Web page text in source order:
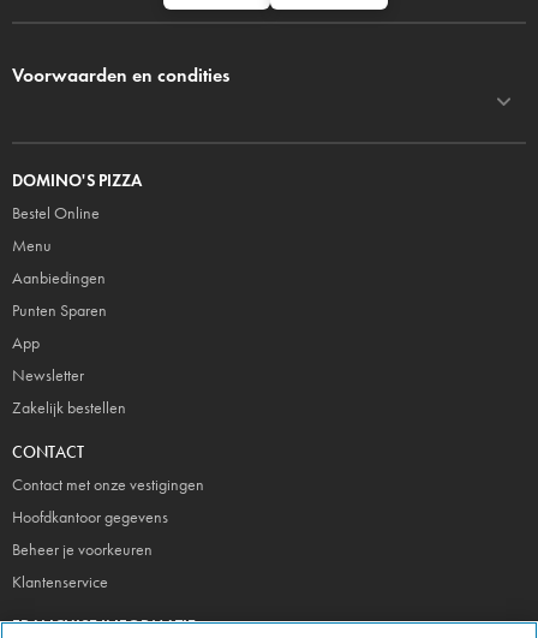
Voorwaarden en condities
DOMINO'S PIZZA
Bestel Online
Menu
Aanbiedingen
Punten Sparen
App
Newsletter
Zakelijk bestellen
CONTACT
Contact met onze vestigingen
Hoofdkantoor gegevens
Beheer je voorkeuren
Klantenservice
FRANCHISE INFORMATIE